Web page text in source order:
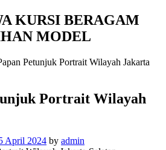
KURSI BERAGAM
MODEL
Petunjuk Portrait Wilayah Jakarta
Portrait Wilayah
April 2024 by admin